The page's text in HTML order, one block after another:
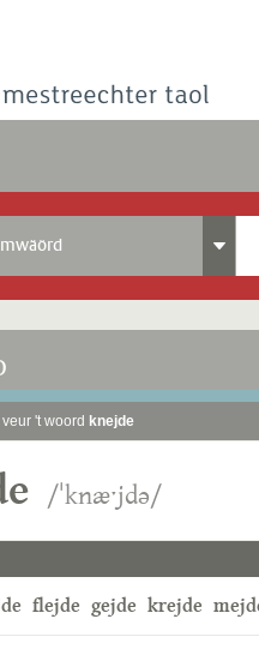
't woord knejde
/ˈknæˑjdə/
flejde gejde krejde